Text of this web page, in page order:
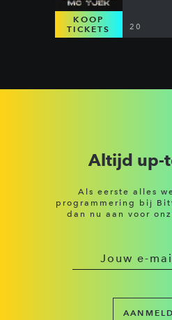
KOOP
TICKETS
20
Altijd up-
Als eerste alles
programmering bij
dan nu aan voor